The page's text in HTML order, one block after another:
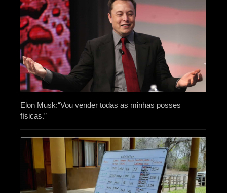
Elon Musk:“Vou vender todas as minhas posses
físicas.”